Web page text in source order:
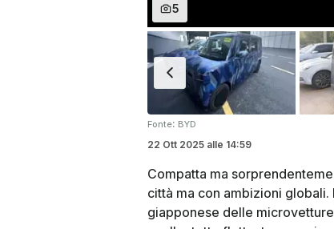
5
Fonte: BYD
22 Ott 2025 alle 14:59
Compatta ma
città ma con ambizioni
giapponese delle